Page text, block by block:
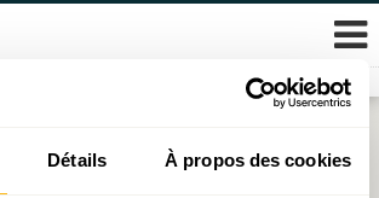
Détails À propos des cookies
études